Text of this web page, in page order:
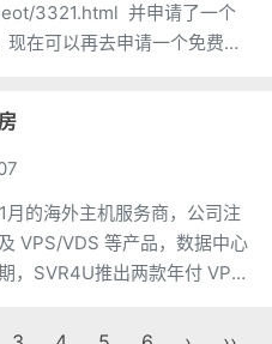
3321.html 并申请了一个
在可以再去申请一个免费套
的海外主机服务商，公司注
VPS/VDS 等产品，数据中心
，SVR4U推出两款年付 VPS
盘，并同时